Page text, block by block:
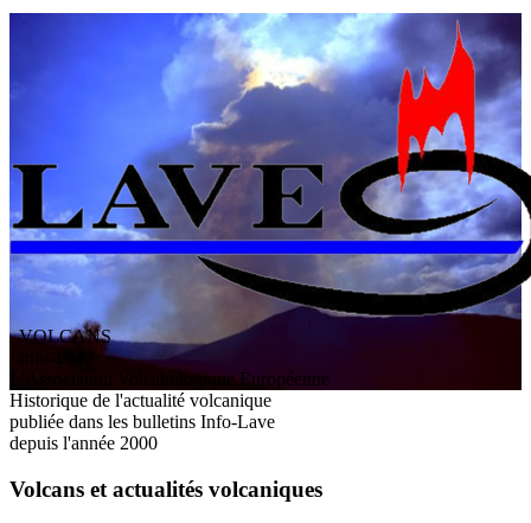
VOLCANS
ssociation V olcanologiqueEuropéenne
Historique de l'actualité volcanique
publiée dans les bulletins Info-Lave
depuis l'année 2000
Volcans et actualités volcaniques